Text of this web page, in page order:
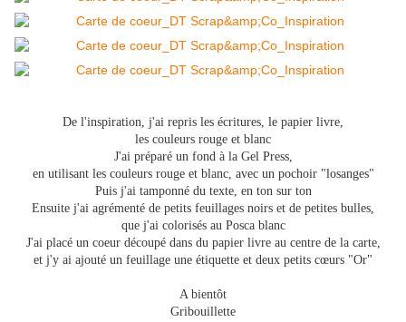
De l'inspiration, j'ai repris les écritures, le papier livre,
les couleurs rouge et blanc
J'ai préparé un fond à la Gel Press,
en utilisant les couleurs rouge et blanc, avec un pochoir "losanges"
Puis j'ai tamponné du texte, en ton sur ton
Ensuite j'ai agrémenté de petits feuillages noirs et de petites bulles,
que j'ai colorisés au Posca blanc
J'ai placé un coeur découpé dans du papier livre au centre de la carte,
et j'y ai ajouté un feuillage une étiquette et deux petits cœurs "Or"
A bientôt
Gribouillette